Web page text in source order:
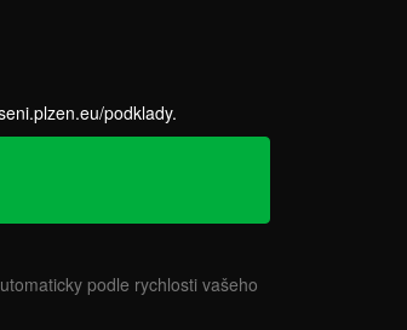
podklady.
podle rychlosti vašeho